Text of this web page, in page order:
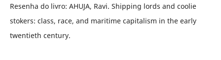
Resenha do livro: AHUJA, Ravi. Shipping lords and coolie
stokers: class, race, and maritime capitalism in the early
twentieth century.